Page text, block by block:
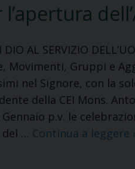
DIO AL SERVIZIO
Movimenti, Gruppi e
nel Signore, con la
della CEI Mons.
p.v. le
del … Continua a leggere